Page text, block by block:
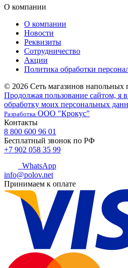
О компании
О компании
Новости
Реквизиты
Сотрудничество
Акции
Политика обработки
© 2026 Сеть магазинов
Продолжая пользование сайтом, я
обработку моих персональных
Разработка ООО "Крокус"
Контакты
8 800 600 96 01
Бесплатный звонок по РФ
+7 902 058 35 99
WhatsApp
info@polov.net
Принимаем к оплате